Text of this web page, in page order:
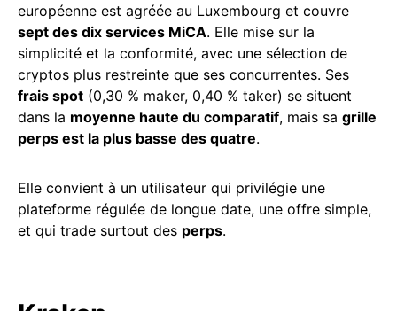
européenne est agréée au Luxembourg et couvre
sept des dix services MiCA. Elle mise sur la
simplicité et la conformité, avec une sélection de
cryptos plus restreinte que ses concurrentes. Ses
frais spot (0,30 % maker, 0,40 % taker) se situent
dans la moyenne haute du comparatif, mais sa grille
perps est la plus basse des quatre.
Elle convient à un utilisateur qui privilégie une
plateforme régulée de longue date, une offre simple,
et qui trade surtout des perps.